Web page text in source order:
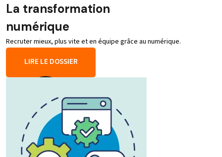
La transformation
numérique
Recruter mieux, plus vite et en équipe grâce au numérique.
LIRE LE DOSSIER